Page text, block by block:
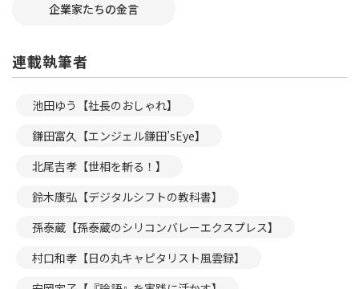
企業家たちの金言
連載執筆者
池田ゆう【社長のおしゃれ】
鎌田富久【エンジェル鎌田’sEye】
北尾吉孝【世相を斬る！】
鈴木康弘【デジタルシフトの教科書】
孫泰蔵【孫泰蔵のシリコンバレーエクスプレス】
村口和孝【日の丸キャピタリスト風雲録】